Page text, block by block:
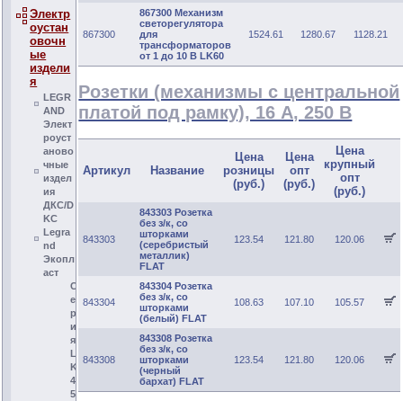
Электр
оустан
овочн
ые
издели
я
LEGR
AND
Элект
роуст
аново
чные
издел
ия
ДКС/D
KC
Legra
nd
Экопл
аст
С
е
р
и
я
L
K
4
5
867300
867300 Механизм
светорегулятора
для
трансформаторов
от 1 до 10 В LK60
1524.61 1280.67 1128.21
Розетки (механизмы с центральной
платой под рамку), 16 А, 250 В
Артикул Название
Цена
розницы
(руб.)
Цена
опт
(руб.)
Цена
крупный
опт
(руб.)
843303
843303 Розетка
без з/к, со
шторками
(серебристый
металлик)
FLAT
123.54 121.80 120.06
843304
843304 Розетка
без з/к, со
шторками
(белый) FLAT
108.63 107.10 105.57
843308
843308 Розетка
без з/к, со
шторками
(черный
бархат) FLAT
123.54 121.80 120.06